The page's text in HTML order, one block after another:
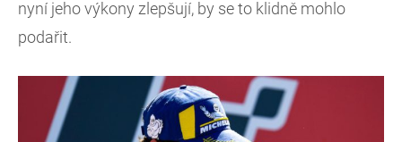
nyní jeho výkony zlepšují, by se to klidně mohlo
podařit.